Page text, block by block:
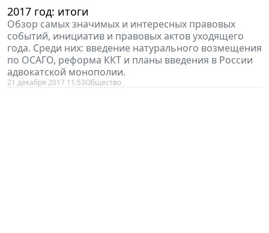
2017 год: итоги
Обзор самых значимых и интересных правовых
событий, инициатив и правовых актов уходящего
года. Среди них: введение натурального возмещения
по ОСАГО, реформа ККТ и планы введения в России
адвокатской монополии.
21 декабря 2017 11:53Общество